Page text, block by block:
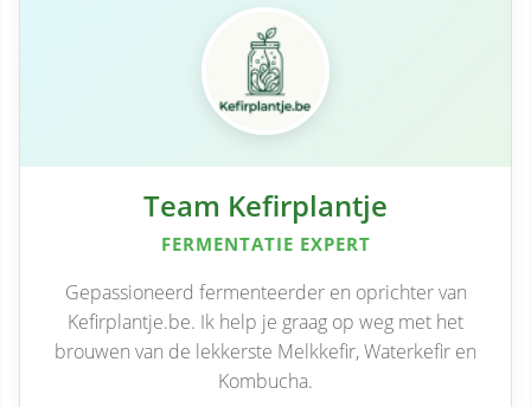
Team Kefirplantje
FERMENTATIE EXPERT
Gepassioneerd fermenteerder en oprichter van
Kefirplantje.be. Ik help je graag op weg met het
brouwen van de lekkerste Melkkefir, Waterkefir en
Kombucha.